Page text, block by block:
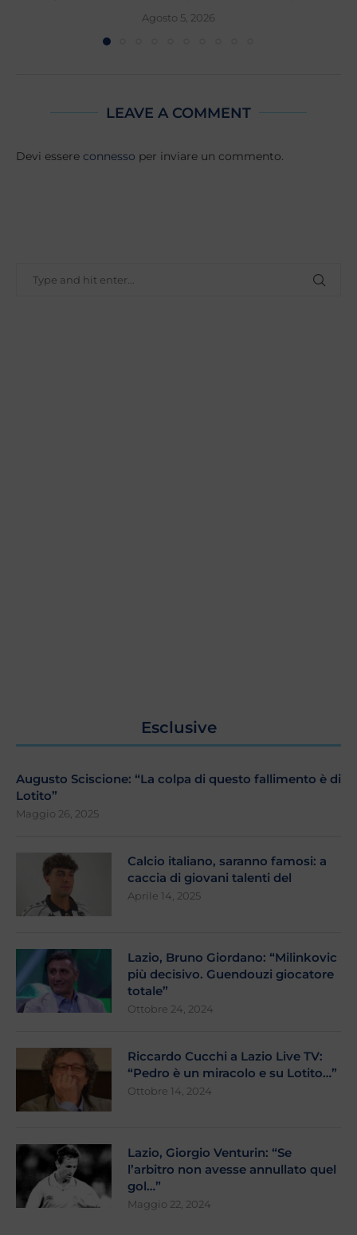
Agosto 5, 2026
LEAVE A COMMENT
Devi essere connesso per inviare un commento.
Esclusive
Augusto Sciscione: “La colpa di questo fallimento è di
Lotito”
Maggio 26, 2025
Calcio italiano, saranno famosi: a
caccia di giovani talenti del
Aprile 14, 2025
Lazio, Bruno Giordano: “Milinkovic
più decisivo. Guendouzi giocatore
totale”
Ottobre 24, 2024
Riccardo Cucchi a Lazio Live TV:
“Pedro è un miracolo e su Lotito…”
Ottobre 14, 2024
Lazio, Giorgio Venturin: “Se
l’arbitro non avesse annullato quel
gol…”
Maggio 22, 2024